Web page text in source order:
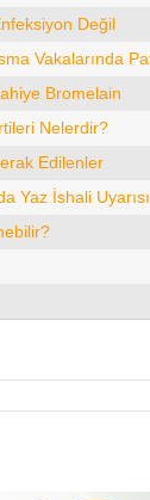
Değil
Vakalarında
Bromelain
Nelerdir?
Edilenler
Yaz İshali Uyarısı